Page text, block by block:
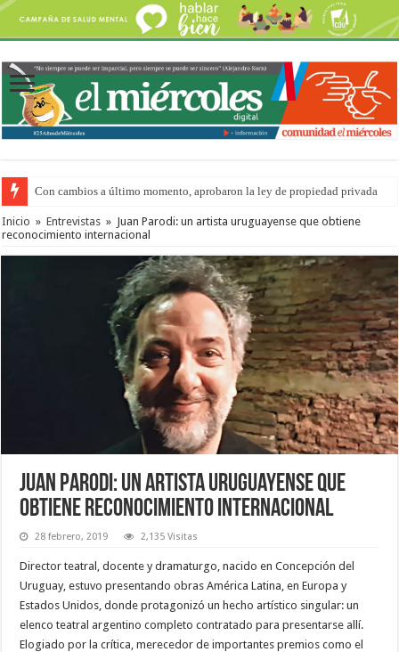
Adopción en Entre Ríos: el 35% de los 90 niños, niñas y adolescentes que
Inicio » Entrevistas » Juan Parodi: un artista uruguayense que obtiene
reconocimiento internacional
Juan Parodi: un artista uruguayense que
obtiene reconocimiento internacional
28 febrero, 2019 2,135 Visitas
Director teatral, docente y dramaturgo, nacido en Concepción del
Uruguay, estuvo presentando obras América Latina, en Europa y
Estados Unidos, donde protagonizó un hecho artístico singular: un
elenco teatral argentino completo contratado para presentarse allí.
Elogiado por la crítica, merecedor de importantes premios como el